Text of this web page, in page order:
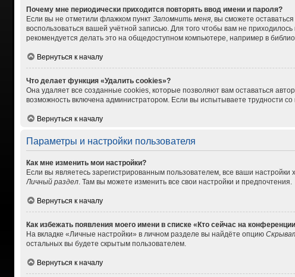
Почему мне периодически приходится повторять ввод имени и пароля?
Если вы не отметили флажком пункт Запомнить меня, вы сможете
воспользоваться вашей учётной записью. Для того чтобы вам не
рекомендуется делать это на общедоступном компьютере, например в
Вернуться к началу
Что делает функция «Удалить cookies»?
Она удаляет все созданные cookies, которые позволяют вам оставаться
возможность включена администратором. Если вы испытываете трудности
Вернуться к началу
Параметры и настройки пользователя
Как мне изменить мои настройки?
Если вы являетесь зарегистрированным пользователем, все ваши
Личный раздел. Там вы можете изменить все свои настройки и предпочтения.
Вернуться к началу
Как избежать появления моего имени в списке «Кто сейчас на
На вкладке «Личные настройки» в личном разделе вы найдёте опцию
остальных вы будете скрытым пользователем.
Вернуться к началу